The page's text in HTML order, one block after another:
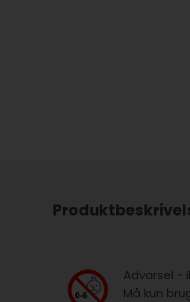
Advarsel -
Må kun